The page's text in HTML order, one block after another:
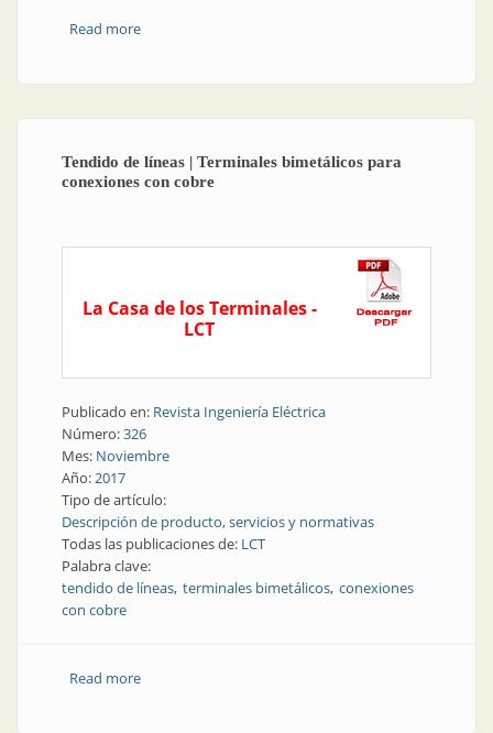
Read moreabout Accesorios para líneas áereas
Tendido de líneas | Terminales bimetálicos para
conexiones con cobre
La Casa de los Terminales -
LCT
Publicado en: Revista Ingeniería Eléctrica
Número:326
Mes: Noviembre
Año:2017
Tipo de artículo:
Descripción de producto, servicios y normativas
Todas las publicaciones de: LCT
Palabra clave:
tendido de líneas terminales bimetálicos conexiones
con cobre
Read moreabout Tendido de líneas | Terminales bimetálicos